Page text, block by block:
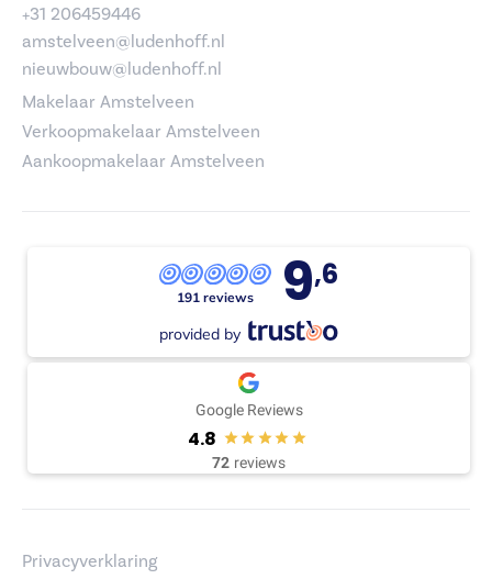
+31 206459446
amstelveen@ludenhoff.nl
nieuwbouw@ludenhoff.nl
Makelaar Amstelveen
Verkoopmakelaar Amstelveen
Aankoopmakelaar Amstelveen
191 reviews 9,6
provided by
Google Reviews
4.8
72 reviews
Privacyverklaring